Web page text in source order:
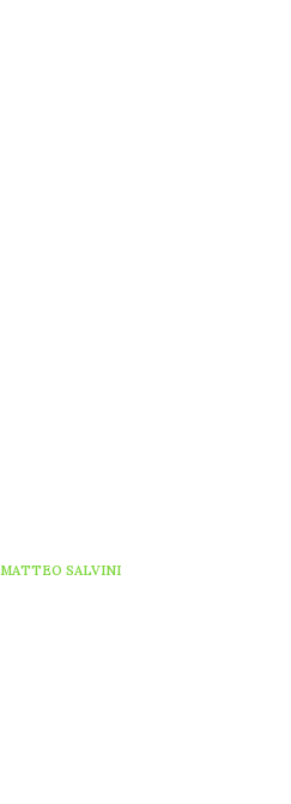
MATTEO SALVINI